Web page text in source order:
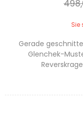
Sie
Gerade
Glenchek-